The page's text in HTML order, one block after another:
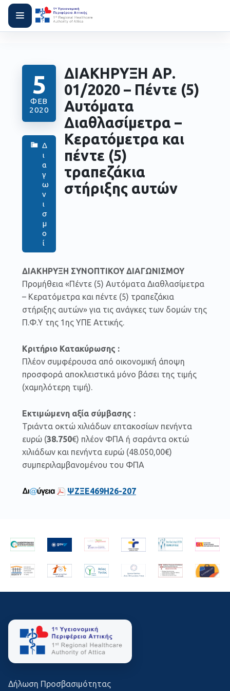
5
ΦΕΒ
2020
Δ
ι
α
γ
ω
ν
ι
σ
μ
ο
ί
ΔΙΑΚΗΡΥΞΗ ΑΡ.
01/2020 – Πέντε (5)
Αυτόματα
Διαθλασίμετρα –
Κερατόμετρα και
πέντε (5)
τραπεζάκια
στήριξης αυτών
ΔΙΑΚΗΡΥΞΗ ΣΥΝΟΠΤΙΚΟΥ ΔΙΑΓΩΝΙΣΜΟΥ
Προμήθεια «Πέντε (5) Αυτόματα Διαθλασίμετρα
– Κερατόμετρα και πέντε (5) τραπεζάκια
στήριξης αυτών» για τις ανάγκες των δομών της
Π.Φ.Υ της 1ης ΥΠΕ Αττικής.
Κριτήριο Κατακύρωσης :
Πλέον συμφέρουσα από οικονομική άποψη
προσφορά αποκλειστικά μόνο βάσει της τιμής
(χαμηλότερη τιμή).
Εκτιμώμενη αξία σύμβασης :
Τριάντα οκτώ χιλιάδων επτακοσίων πενήντα
ευρώ (38.750€) πλέον ΦΠΑ ή σαράντα οκτώ
χιλιάδων και πενήντα ευρώ (48.050,00€)
συμπεριλαμβανομένου του ΦΠΑ
ΨΖΞΕ469Η26-207
Δήλωση Προσβασιμότητας